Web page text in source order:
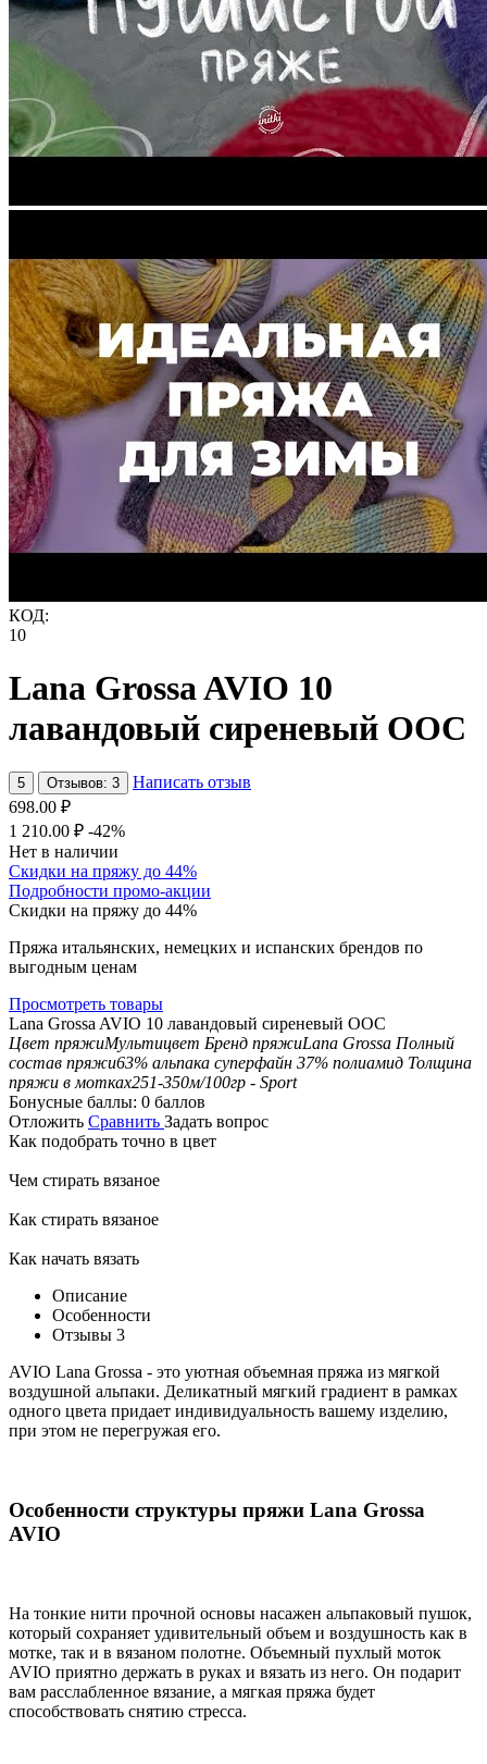
КОД:
10
Lana Grossa AVIO 10
лавандовый сиреневый ООС
5 Отзывов: 3
Написать отзыв
698.00 ₽
1 210.00 ₽ -42%
Нет в наличии
Скидки на пряжу до 44%
Подробности промо-акции
Скидки на пряжу до 44%
Пряжа итальянских, немецких и испанских брендов по
выгодным ценам
Просмотреть товары
Lana Grossa AVIO 10 лавандовый сиреневый ООС
Цвет пряжиМультицвет Бренд пряжиLana Grossa Полный
состав пряжи63% альпака суперфайн 37% полиамид Толщина
пряжи в мотках251-350м/100гр - Sport
Бонусные баллы: 0 баллов
Отложить Сравнить Задать вопрос
Как подобрать точно в цвет
Чем стирать вязаное
Как стирать вязаное
Как начать вязать
Описание
Особенности
Отзывы 3
AVIO Lana Grossa - это уютная объемная пряжа из мягкой
воздушной альпаки. Деликатный мягкий градиент в рамках
одного цвета придает индивидуальность вашему изделию,
при этом не перегружая его.
Особенности структуры пряжи Lana Grossa
AVIO
На тонкие нити прочной основы насажен альпаковый пушок,
который сохраняет удивительный объем и воздушность как в
мотке, так и в вязаном полотне. Объемный пухлый моток
AVIO приятно держать в руках и вязать из него. Он подарит
вам расслабленное вязание, а мягкая пряжа будет
способствовать снятию стресса.